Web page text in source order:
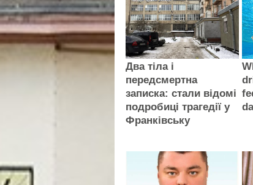
Два тіла і
передсмертна
записка: стали відомі
подробиці трагедії у
Франківську